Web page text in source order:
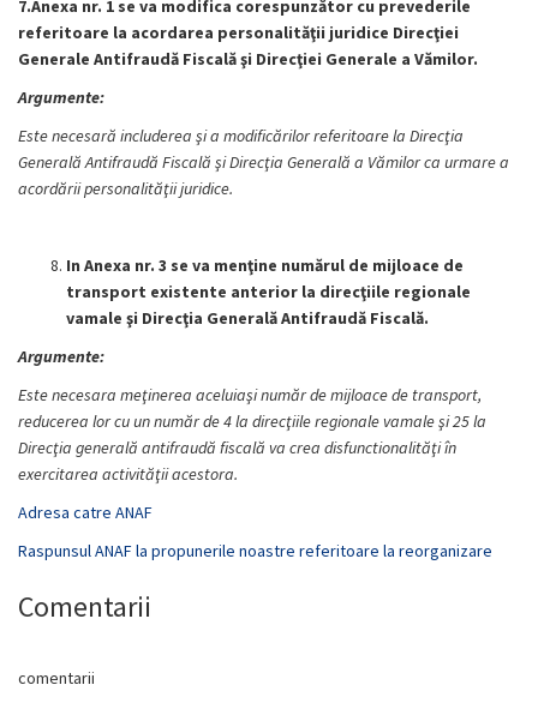
7.Anexa nr. 1 se va modifica corespunzător cu prevederile
referitoare la acordarea personalităţii juridice Direcţiei
Generale Antifraudă Fiscală şi Direcţiei Generale a Vămilor.
Argumente:
Este necesară includerea şi a modificărilor referitoare la Direcţia
Generală Antifraudă Fiscală şi Direcţia Generală a Vămilor ca urmare a
acordării personalităţii juridice.
In Anexa nr. 3 se va menţine numărul de mijloace de
transport existente anterior la direcţiile regionale
vamale şi Direcţia Generală Antifraudă Fiscală.
Argumente:
Este necesara meţinerea aceluiaşi număr de mijloace de transport,
reducerea lor cu un număr de 4 la direcţiile regionale vamale şi 25 la
Direcţia generală antifraudă fiscală va crea disfunctionalităţi în
exercitarea activităţii acestora.
Adresa catre ANAF
Raspunsul ANAF la propunerile noastre referitoare la reorganizare
Comentarii
comentarii